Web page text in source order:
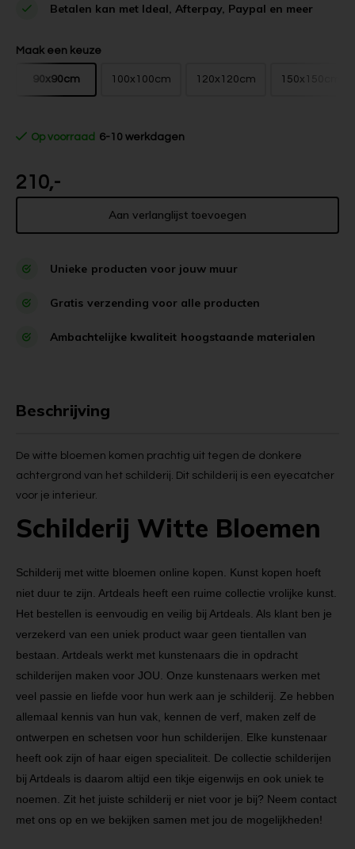
Betalen kan met Ideal, Afterpay, Paypal en meer
Maak een keuze
90x90cm 100x100cm 120x120cm 150x150cm
Op voorraad 6-10 werkdagen
210,-
Aan verlanglijst toevoegen
Unieke producten voor jouw muur
Gratis verzending voor alle producten
Ambachtelijke kwaliteit hoogstaande materialen
Beschrijving
De witte bloemen komen prachtig uit tegen de donkere
achtergrond van het schilderij. Dit schilderij is een eyecatcher
voor je interieur.
Schilderij Witte Bloemen
Schilderij met witte bloemen online kopen. Kunst kopen hoeft
niet duur te zijn. Artdeals heeft een ruime collectie vrolijke kunst.
Het bestellen is eenvoudig en veilig bij Artdeals. Als klant ben je
verzekerd van een uniek product waar geen tientallen van
bestaan. Artdeals werkt met kunstenaars die in opdracht
schilderijen maken voor JOU. Onze kunstenaars werken met
veel passie en liefde voor hun werk aan je schilderij. Ze hebben
allemaal kennis van hun vak, kennen de verf, maken zelf de
ontwerpen en schetsen voor hun schilderijen. Elke kunstenaar
heeft ook zijn of haar eigen specialiteit. De collectie schilderijen
bij Artdeals is daarom altijd een tikje eigenwijs en ook uniek te
noemen. Zit het juiste schilderij er niet voor je bij? Neem contact
met ons op en we bekijken samen met jou de mogelijkheden!